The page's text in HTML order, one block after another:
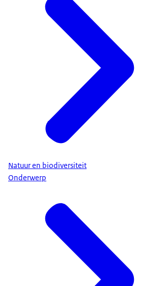
Natuur en biodiversiteit
Onderwerp